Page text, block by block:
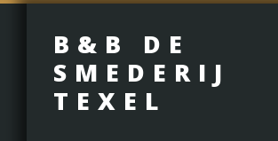
B&B DE
SMEDERIJ
TEXEL